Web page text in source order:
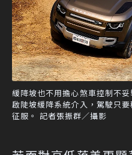
緩降坡也不用擔心煞車控制不
啟陡坡緩降系統介入，駕駛只
征服。 記者張振群／攝影